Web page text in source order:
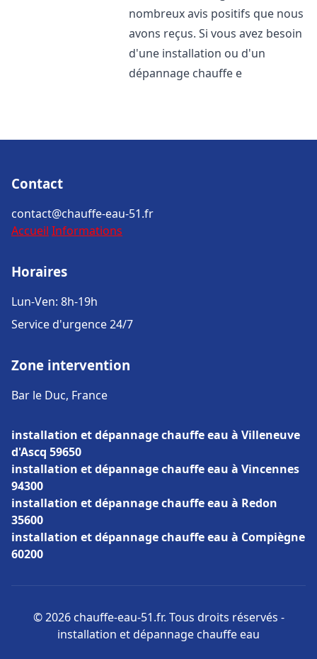
nombreux avis positifs que nous
avons reçus. Si vous avez besoin
d'une installation ou d'un
dépannage chauffe e
Contact
contact@chauffe-eau-51.fr
Accueil Informations
Horaires
Lun-Ven: 8h-19h
Service d'urgence 24/7
Zone intervention
Bar le Duc, France
installation et dépannage chauffe eau à Villeneuve
d'Ascq 59650
installation et dépannage chauffe eau à Vincennes
94300
installation et dépannage chauffe eau à Redon
35600
installation et dépannage chauffe eau à Compiègne
60200
© 2026 chauffe-eau-51.fr. Tous droits réservés -
installation et dépannage chauffe eau